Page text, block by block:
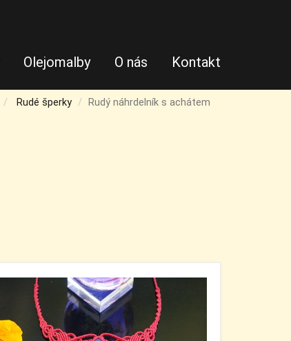
Olejomalby O nás Kontakt
Rudé šperky Rudý náhrdelník s achátem